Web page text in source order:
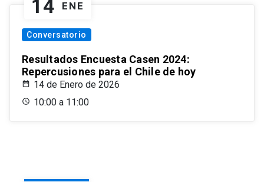
14 ENE
Conversatorio
Resultados Encuesta Casen 2024:
Repercusiones para el Chile de hoy
14 de Enero de 2026
10:00 a 11:00